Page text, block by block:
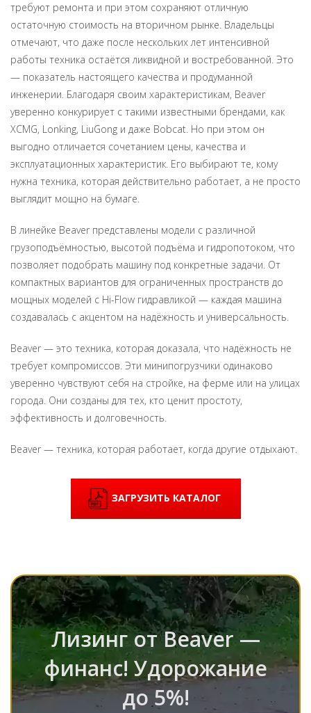
требуют ремонта и при этом сохраняют отличную
остаточную стоимость на вторичном рынке. Владельцы
отмечают, что даже после нескольких лет интенсивной
работы техника остаётся ликвидной и востребованной. Это
— показатель настоящего качества и продуманной
инженерии. Благодаря своим характеристикам, Beaver
уверенно конкурирует с такими известными брендами, как
XCMG, Lonking, LiuGong и даже Bobcat. Но при этом он
выгодно отличается сочетанием цены, качества и
эксплуатационных характеристик. Его выбирают те, кому
нужна техника, которая действительно работает, а не просто
выглядит мощно на бумаге.
В линейке Beaver представлены модели с различной
грузоподъёмностью, высотой подъёма и гидропотоком, что
позволяет подобрать машину под конкретные задачи. От
компактных вариантов для ограниченных пространств до
мощных моделей с Hi-Flow гидравликой — каждая машина
создавалась с акцентом на надёжность и универсальность.
Beaver — это техника, которая доказала, что надёжность не
требует компромиссов. Эти минипогрузчики одинаково
уверенно чувствуют себя на стройке, на ферме или на улицах
города. Они созданы для тех, кто ценит простоту,
эффективность и долговечность.
Beaver — техника, которая работает, когда другие отдыхают.
ЗАГРУЗИТЬ КАТАЛОГ
Лизинг от Beaver —
финанс! Удорожание
до 5%!